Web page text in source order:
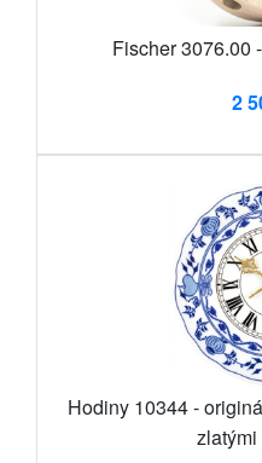
Fischer 3076.00
2
Hodiny 10344 -